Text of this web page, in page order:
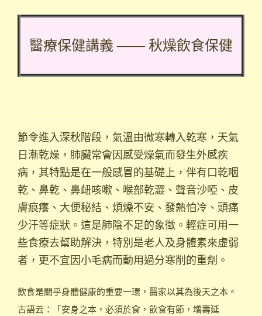
醫療保健講義 —— 秋燥飲食保健
節令進入深秋階段，氣溫由微寒轉入乾寒，天氣
日漸乾燥，肺臟常會因感受燥氣而發生外感疾
病，其特點是在一般感冒的基礎上，伴有口乾咽
乾、鼻乾、鼻衄咳嗽、喉部乾澀、聲音沙啞、皮
膚痕癢、大便秘結、煩燥不安、發熱怕冷、頭痛
少汗等症狀。這是肺陰不足的象徵。輕症可用一
些食療去幫助解決，特別是老人及身體素來虛弱
者，更不宜因小毛病而動用過分寒削的重劑。
飲食是關乎身體健康的重要一環，醫家以其為後天之本。
古語云：「安身之本，必須於食，飲食有節，增壽延